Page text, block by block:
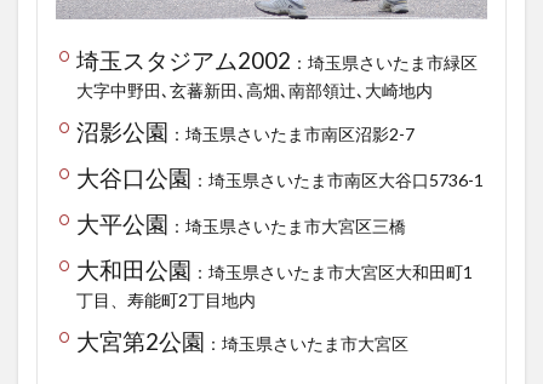
埼玉スタジアム2002 ：埼玉県さいたま市緑区
大字中野田､玄蕃新田､高畑､南部領辻､大崎地内
沼影公園 ：埼玉県さいたま市南区沼影2-7
大谷口公園 ：埼玉県さいたま市南区大谷口5736-1
大平公園 ：埼玉県さいたま市大宮区三橋
大和田公園 ：埼玉県さいたま市大宮区大和田町1
丁目、寿能町2丁目地内
大宮第2公園 ：埼玉県さいたま市大宮区